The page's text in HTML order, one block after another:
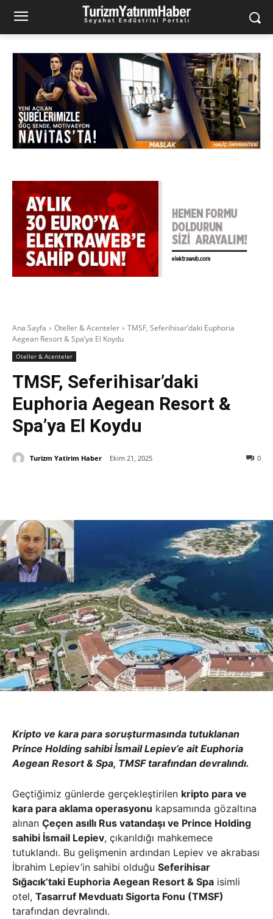
Ana Sayfa Oteller & Acenteler
TMSF, Seferihisar’daki Euphoria
Aegean Resort & Spa’ya El Koydu
Oteller & Acenteler
TMSF, Seferihisar’daki
Euphoria Aegean Resort &
Spa’ya El Koydu
0
Turizm Yatirim Haber Ekim 21, 2025
Kripto ve kara para soruşturmasında tutuklanan
Prince Holding sahibi İsmail Lepiev’e ait Euphoria
Aegean Resort & Spa, TMSF tarafından devralındı.
Geçtiğimiz günlerde gerçekleştirilen kripto para ve
kara para aklama operasyonu kapsamında gözaltına
alınan Çeçen asıllı Rus vatandaşı ve Prince Holding
sahibi İsmail Lepiev, çıkarıldığı mahkemece
tutuklandı. Bu gelişmenin ardından Lepiev ve akrabası
İbrahim Lepiev’in sahibi olduğu Seferihisar
Sığacık’taki Euphoria Aegean Resort & Spa isimli
otel, Tasarruf Mevduatı Sigorta Fonu (TMSF)
tarafından devralındı.